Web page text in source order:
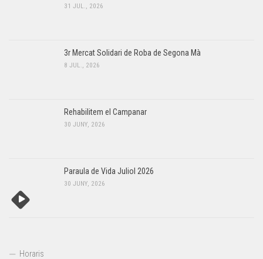
31 JUL., 2026
3r Mercat Solidari de Roba de Segona Mà
8 JUL., 2026
Rehabilitem el Campanar
30 JUNY, 2026
Paraula de Vida Juliol 2026
30 JUNY, 2026
Horaris